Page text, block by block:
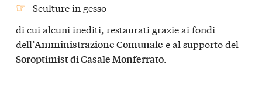
Sculture in gesso
di cui alcuni inediti, restaurati grazie ai fondi
dell’Amministrazione Comunale e al supporto del
Soroptimist di Casale Monferrato.